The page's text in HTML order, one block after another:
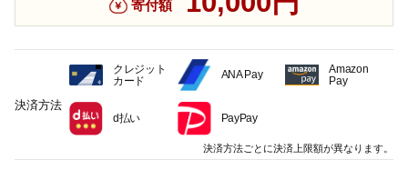
寄付額
決済方法
クレジット
カード
ANA Pay
Amazon
Pay
d払い PayPay
決済方法ごとに決済上限額が異なります。